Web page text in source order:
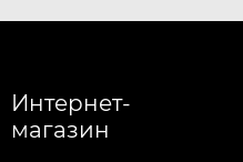
Интернет-
магазин